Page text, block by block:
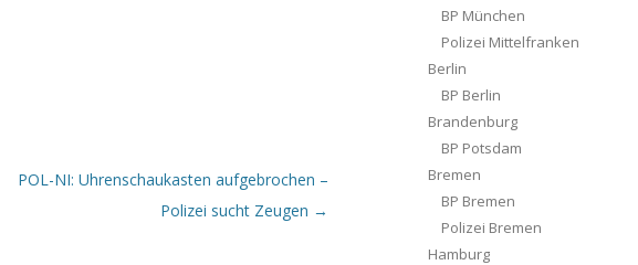
POL-NI: Uhrenschaukasten aufgebrochen –
Polizei sucht Zeugen →
BP München
Polizei Mittelfranken
Berlin
BP Berlin
Brandenburg
BP Potsdam
Bremen
BP Bremen
Polizei Bremen
Hamburg